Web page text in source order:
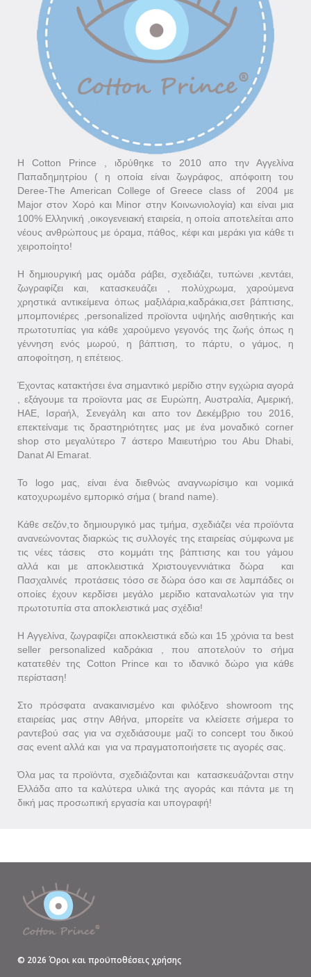
H Cotton Prince , ιδρύθηκε το 2010 απο την Αγγελίνα
Παπαδημητρίου ( η οποία είναι ζωγράφος, απόφοιτη του
Deree-The American College of Greece class of 2004 με
Major στον Χορό και Minor στην Κοινωνιολογία) και είναι μια
100% Ελληνική ,οικογενειακή εταιρεία, η οποία αποτελείται απο
νέους ανθρώπους με όραμα, πάθος, κέφι και μεράκι για κάθε τι
χειροποίητο!
Η δημιουργική μας ομάδα ράβει, σχεδιάζει, τυπώνει ,κεντάει,
ζωγραφίζει και, κατασκευάζει , πολύχρωμα, χαρούμενα
χρηστικά αντικείμενα όπως μαξιλάρια,καδράκια,σετ βάπτισης,
μπομπονιέρες ,personalized προϊοντα υψηλής αισθητικής και
πρωτοτυπίας για κάθε χαρούμενο γεγονός της ζωής όπως η
γέννηση ενός μωρού, η βάπτιση, το πάρτυ, ο γάμος, η
αποφοίτηση, η επέτειος.
Έχοντας κατακτήσει ένα σημαντικό μερίδιο στην εγχώρια αγορά
, εξάγουμε τα προϊοντα μας σε Eυρώπη, Αυστραλία, Αμερική,
ΗΑΕ, Ισραήλ, Σενεγάλη και απο τον Δεκέμβριο του 2016,
επεκτείναμε τις δραστηριότητες μας με ένα μοναδικό corner
shop στο μεγαλύτερο 7 άστερο Μαιευτήριο του Abu Dhabi,
Danat Al Emarat.
To logo μας, είναι ένα διεθνώς αναγνωρίσιμο και νομικά
κατοχυρωμένο εμπορικό σήμα ( brand name).
Κάθε σεζόν,το δημιουργικό μας τμήμα, σχεδιάζει νέα προϊόντα
ανανεώνοντας διαρκώς τις συλλογές της εταιρείας σύμφωνα με
τις νέες τάσεις στο κομμάτι της βάπτισης και του γάμου
αλλά και με αποκλειστικά Χριστουγεννιάτικα δώρα και
Πασχαλινές προτάσεις τόσο σε δώρα όσο και σε λαμπάδες οι
οποίες έχουν κερδίσει μεγάλο μερίδιο καταναλωτών για την
πρωτοτυπία στα αποκλειστικά μας σχέδια!
Η Αγγελίνα, ζωγραφίζει αποκλειστικά εδώ και 15 χρόνια τα best
seller personalized καδράκια , που αποτελούν το σήμα
κατατεθέν της Cotton Prince και το ιδανικό δώρο για κάθε
περίσταση!
Στο πρόσφατα ανακαινισμένο και φιλόξενο showroom της
εταιρείας μας στην Αθήνα, μπορείτε να κλείσετε σήμερα το
ραντεβού σας για να σχεδιάσουμε μαζί το concept του δικού
σας event αλλά και για να πραγματοποιήσετε τις αγορές σας.
Όλα μας τα προϊόντα, σχεδιάζονται και κατασκευάζονται στην
Ελλάδα απο τα καλύτερα υλικά της αγοράς και πάντα με τη
δική μας προσωπική εργασία και υπογραφή!
© 2026 Όροι και προϋποθέσεις χρήσης